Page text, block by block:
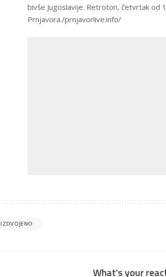
bivše Jugoslavije. Retroton, četvrtak od
Prnjavora./prnjavorlive.info/
IZDVOJENO
What's your